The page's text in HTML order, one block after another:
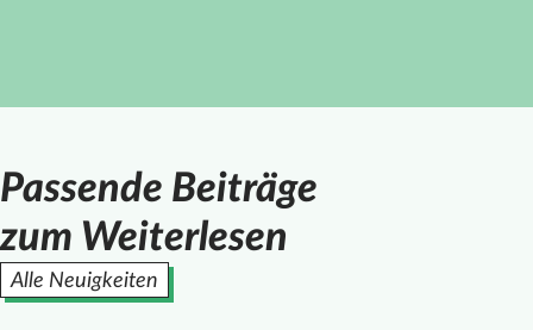
Passende Beiträge
zum Weiterlesen
Alle Neuigkeiten